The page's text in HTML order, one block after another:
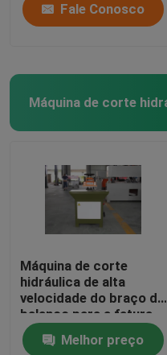
Fale Conosco
Máquina de corte
hidráulica de alta
velocidade do braço do
balanço para a fatura
da luva de couro
Melhor preço